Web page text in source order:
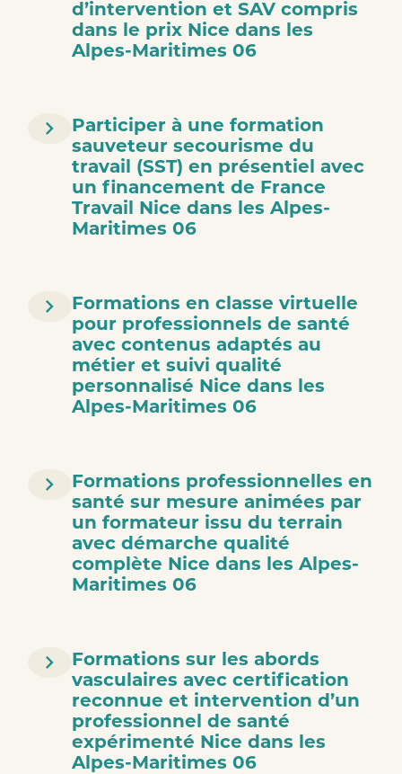
d’intervention et SAV compris
dans le prix Nice dans les
Alpes-Maritimes 06
Participer à une formation
sauveteur secourisme du
travail (SST) en présentiel avec
un financement de France
Travail Nice dans les Alpes-
Maritimes 06
Formations en classe virtuelle
pour professionnels de santé
avec contenus adaptés au
métier et suivi qualité
personnalisé Nice dans les
Alpes-Maritimes 06
Formations professionnelles en
santé sur mesure animées par
un formateur issu du terrain
avec démarche qualité
complète Nice dans les Alpes-
Maritimes 06
Formations sur les abords
vasculaires avec certification
reconnue et intervention d’un
professionnel de santé
expérimenté Nice dans les
Alpes-Maritimes 06